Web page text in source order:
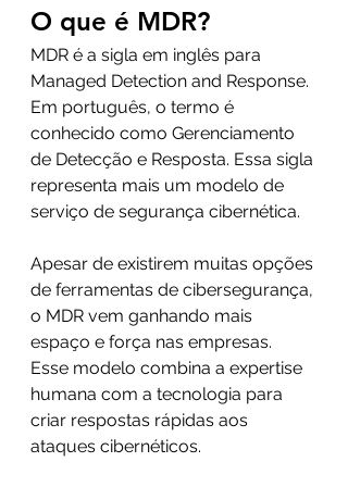
O que é MDR?
MDR é a sigla em inglês para
Managed Detection and Response.
Em português, o termo é
conhecido como Gerenciamento
de Detecção e Resposta. Essa sigla
representa mais um modelo de
serviço de segurança cibernética.
Apesar de existirem muitas opções
de ferramentas de cibersegurança,
o MDR vem ganhando mais
espaço e força nas empresas.
Esse modelo combina a expertise
humana com a tecnologia para
criar respostas rápidas aos
ataques cibernéticos.